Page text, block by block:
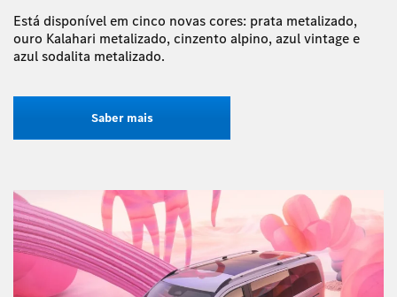
Está disponível em cinco novas cores: prata metalizado,
ouro Kalahari metalizado, cinzento alpino, azul vintage e
azul sodalita metalizado.
Saber mais